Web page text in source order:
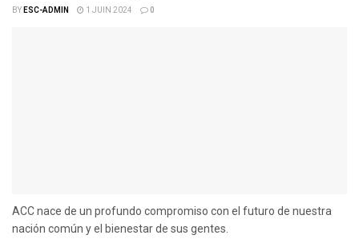
BYESC-ADMIN 1 JUIN 2024 0
ACC nace de un profundo compromiso con el futuro de nuestra
nación común y el bienestar de sus gentes.